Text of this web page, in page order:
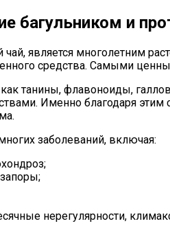
багульником и
является многолетним
средства. Самыми
танины, флавоноиды,
Именно благодаря этим
заболеваний, включая:
запоры;
нерегулярности,